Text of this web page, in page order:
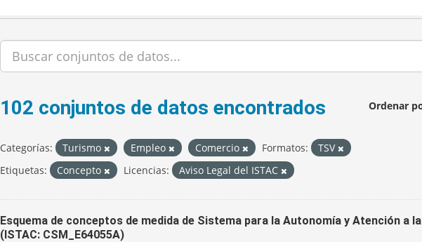
Ordenar
102 conjuntos de datos encontrados
Categorías: Turismo Empleo Comercio Formatos:
TSV
Etiquetas:
Concepto Licencias: Aviso Legal del ISTAC
Esquema de conceptos de medida de Sistema para la Autonomía y Atención a
(ISTAC: CSM_E64055A)